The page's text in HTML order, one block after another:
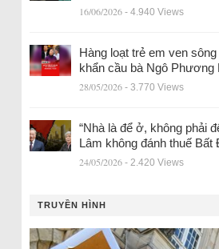
16/06/2026 - 4.940 Views
Hàng loạt trẻ em ven
khẩn cầu bà Ngô Phương
28/05/2026 - 3.770 Views
“Nhà là để ở, không phải
Lâm không đánh thuế Bất
24/05/2026 - 2.420 Views
TRUYỀN HÌNH